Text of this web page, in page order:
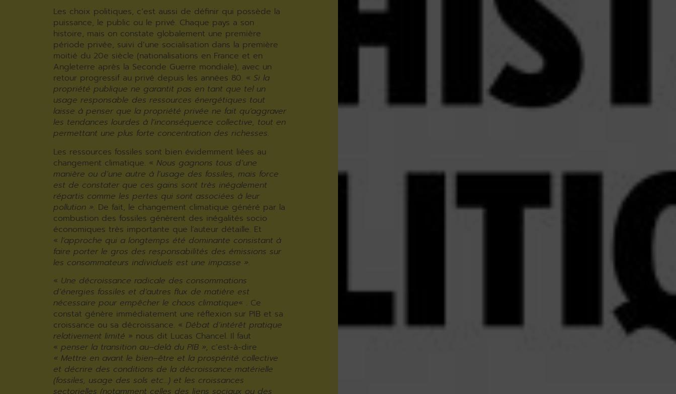
Les choix politiques, c’est aussi de définir qui possède la
puissance, le public ou le privé. Chaque pays a son
histoire, mais on constate globalement une première
période privée, suivi d’une socialisation dans la première
moitié du 20e siècle (nationalisations en France et en
Angleterre après la Seconde Guerre mondiale), avec un
retour progressif au privé depuis les années 80. «Si la
propriété publique ne garantit pas en tant que tel un
usage responsable des ressources énergétiques tout
laisse à penser que la propriété privée ne fait qu’aggraver
les tendances lourdes à l’inconséquence collective, tout en
permettant une plus forte concentration des richesses.
Les ressources fossiles sont bien évidemment liées au
changement climatique. «Nous gagnons tous d’une
manière ou d’une autre à l’usage des fossiles, mais force
est de constater que ces gains sont très inégalement
répartis comme les pertes qui sont associées à leur
pollution ». De fait, le changement climatique généré par la
combustion des fossiles génèrent des inégalités socio
économiques très importante que l’auteur détaille. Et
«l’approche qui a longtemps été dominante consistant à
faire porter le gros des responsabilités des émissions sur
les consommateurs individuels est une impasse ».
« Une décroissance radicale des consommations
d’énergies fossiles et d’autres flux de matière est
nécessaire pour empêcher le chaos climatique« . Ce
constat génère immédiatement une réflexion sur PIB et sa
croissance ou sa décroissance. «Débat d’intérêt pratique
relativement limité » nous dit Lucas Chancel. Il faut
«penser la transition au–delà du PIB », c’est-à-dire
« Mettre en avant le bien–être et la prospérité collective
et décrire des conditions de la décroissance matérielle
(fossiles, usage des sols etc…) et les croissances
sectorielles (notamment celles des liens sociaux ou des